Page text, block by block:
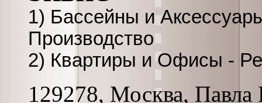
1) Бассейны и
Производство
2) Квартиры и Офисы -
129278, Москва, Павла